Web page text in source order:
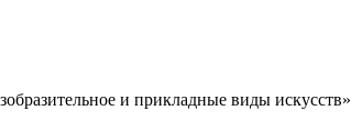
и прикладные виды искусств»